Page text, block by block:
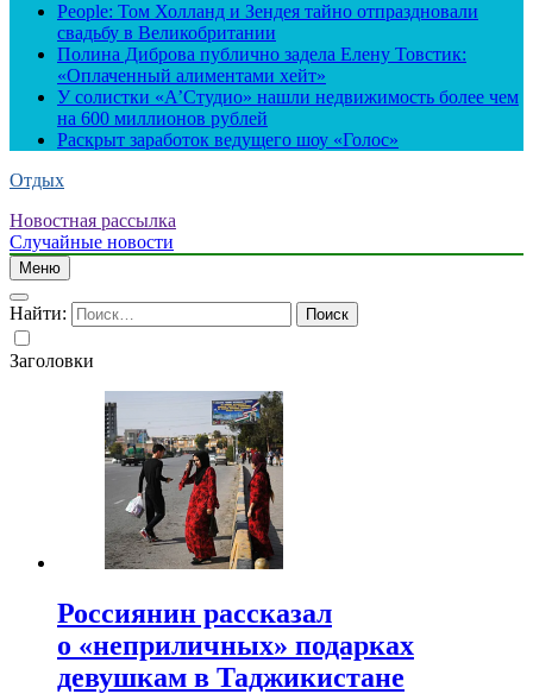
People: Том Холланд и Зендея тайно отпраздновали
свадьбу в Великобритании
Полина Диброва публично задела Елену Товстик:
«Оплаченный алиментами хейт»
У солистки «А’Студио» нашли недвижимость более чем
на 600 миллионов рублей
Раскрыт заработок ведущего шоу «Голос»
Отдых
Новостная рассылка
Случайные новости
Меню
Найти:
Заголовки
Россиянин рассказал
о «неприличных» подарках
девушкам в Таджикистане